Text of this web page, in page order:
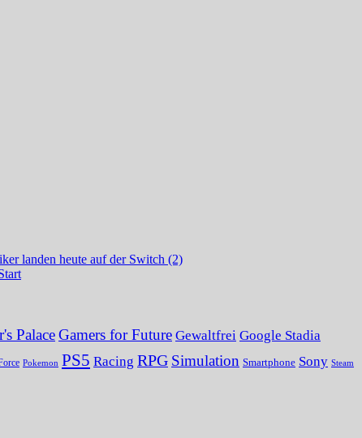
landen heute auf der Switch (2)
PalaceGamers for Future Gewaltfrei Google Stadia
Pokemon PS5 Racing RPG Simulation Smartphone Sony Steam